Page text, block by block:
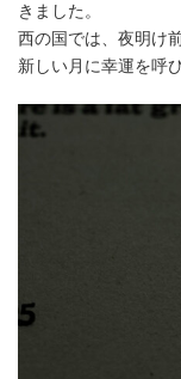
きました。
西の国では、夜明け
新しい月に幸運を呼